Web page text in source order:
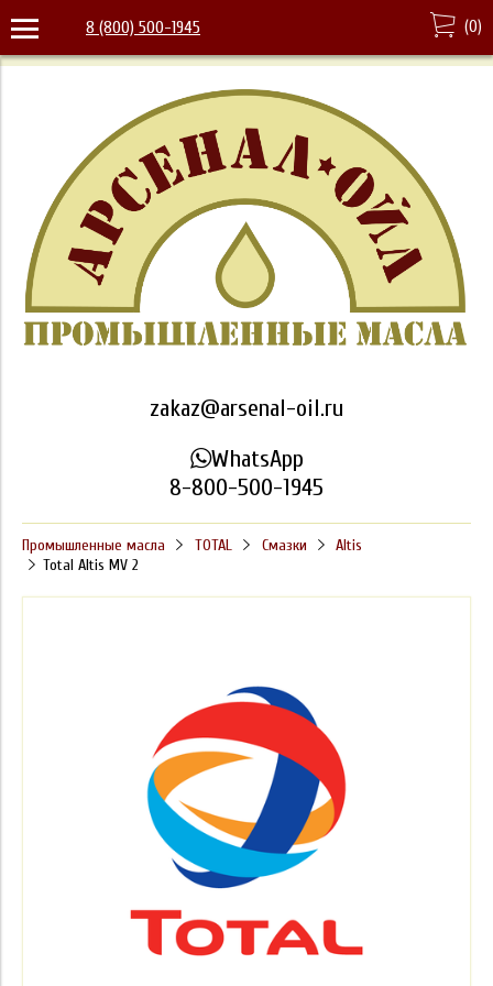
8 (800) 500-1945 (0)
zakaz@arsenal-oil.ru
WhatsApp
8-800-500-1945
Промышленные масла TOTAL Смазки
Altis
Total Altis MV 2